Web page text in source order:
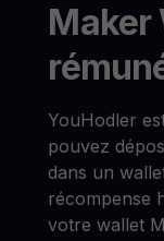
Maker
YouHodler
pouvez
dans un
récompense
votre wallet